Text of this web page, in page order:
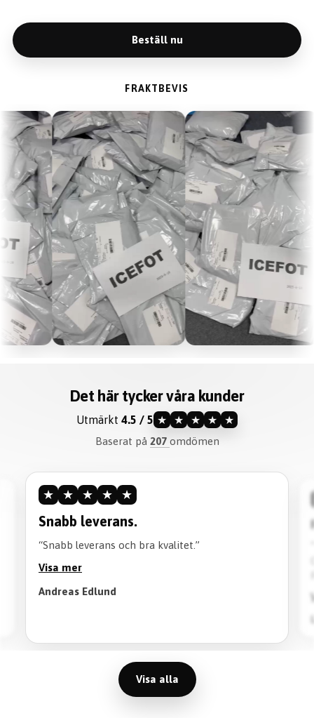
Beställ nu
FRAKTBEVIS
Det här tycker våra kunder
Utmärkt 4.5 / 5 ★ ★ ★ ★ ★
Baserat på 207 omdömen
★ ★ ★ ★ ★
Snabb leverans.
“Snabb leverans och bra kvalitet.”
Visa mer
Andreas Edlund
Visa alla